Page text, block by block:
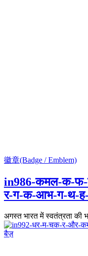
徽章(Badge / Emblem)
in986-कमल-क-फ-
र-ग-क-आभ-ग-थ-
अगस्त भारत में स्वतंत्रता की